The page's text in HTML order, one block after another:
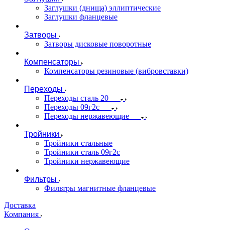
Заглушки (днища) эллиптические
Заглушки фланцевые
Затворы
Затворы дисковые поворотные
Компенсаторы
Компенсаторы резиновые (вибровставки)
Переходы
Переходы сталь 20
Переходы 09г2с
Переходы нержавеющие
Тройники
Тройники стальные
Тройники сталь 09г2с
Тройники нержавеющие
Фильтры
Фильтры магнитные фланцевые
Доставка
Компания